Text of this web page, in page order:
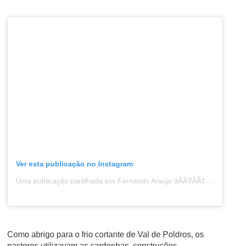
Ver esta publicação no Instagram
Como abrigo para o frio cortante de Val de Poldros, os